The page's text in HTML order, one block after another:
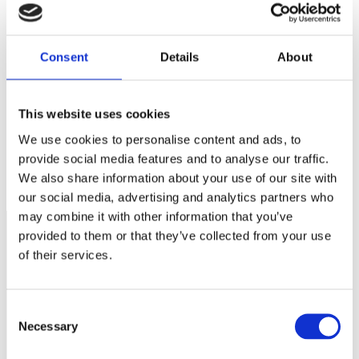
Consent Details About
This website uses cookies
We use cookies to personalise content and ads, to
provide social media features and to analyse our traffic.
We also share information about your use of our site with
our social media, advertising and analytics partners who
may combine it with other information that you’ve
provided to them or that they’ve collected from your use
of their services.
Selection
Necessary
Webbplats
webbläsare till nästa gång jag skriver en kommentar.
Skriv ett långsiktigt avtal inom flyget
Svårbedömt läge inför sommarens äventyr
Näringspolitik
Försäkringar